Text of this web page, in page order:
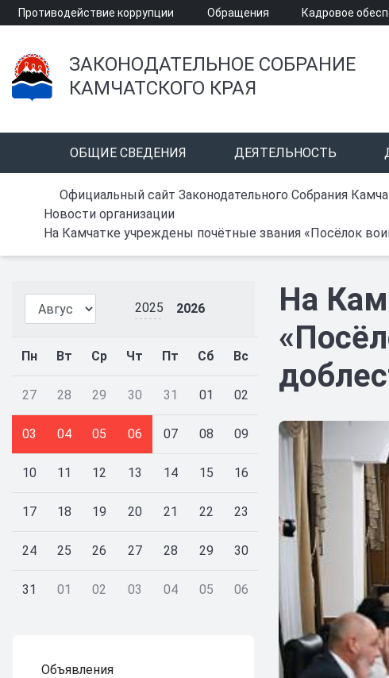
Противодействие коррупции Обращения Кадровое
ЗАКОНОДАТЕЛЬНОЕ СОБРАНИЕ
КАМЧАТСКОГО КРАЯ
ОБЩИЕ СВЕДЕНИЯ ДЕЯТЕЛЬНОСТЬ
Официальный сайт Законодательного Собрания
Новости организации
На Камчатке учреждены почётные звания «Посёлок
2025 2026
Пн Вт Ср Чт Пт Сб Вс
27 28 29 30 31 01 02
03 04 05 06 07 08 09
10 11 12 13 14 15 16
17 18 19 20 21 22 23
24 25 26 27 28 29 30
31 01 02 03 04 05 06
Объявления
На